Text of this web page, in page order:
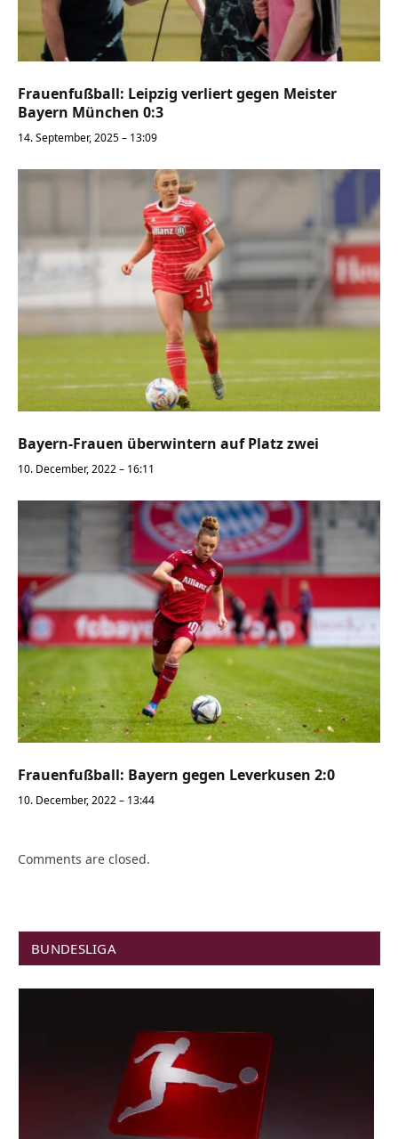
Frauenfußball: Leipzig verliert gegen Meister
Bayern München 0:3
14. September, 2025 – 13:09
Bayern-Frauen überwintern auf Platz zwei
10. December, 2022 – 16:11
Frauenfußball: Bayern gegen Leverkusen 2:0
10. December, 2022 – 13:44
Comments are closed.
BUNDESLIGA